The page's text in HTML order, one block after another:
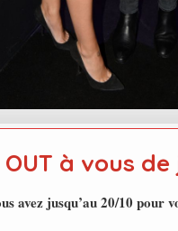
à vous de
avez jusqu’au 20/10 pour